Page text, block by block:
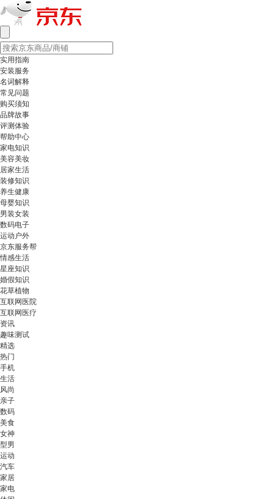
实用指南
安装服务
名词解释
常见问题
购买须知
品牌故事
评测体验
帮助中心
家电知识
美容美妆
居家生活
装修知识
养生健康
母婴知识
男装女装
数码电子
运动户外
京东服务帮
情感生活
星座知识
婚假知识
花草植物
互联网医院
互联网医疗
资讯
趣味测试
精选
热门
手机
生活
风尚
亲子
数码
美食
女神
型男
运动
汽车
家居
家电